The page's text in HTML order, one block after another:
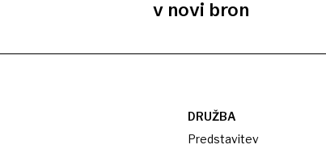
v novi bron
DRUŽBA
Predstavitev